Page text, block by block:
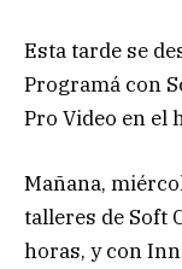
Esta tarde se
Programá con
Pro Video en el
Mañana,
talleres de Soft
horas, y con